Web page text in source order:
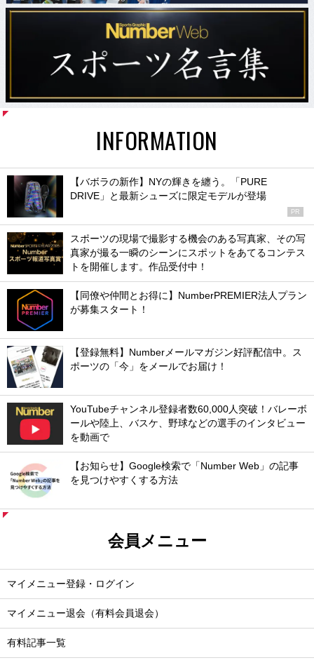
INFORMATION
【バボラの新作】NYの輝きを纏う。「PURE
DRIVE」と最新シューズに限定モデルが登場
PR
スポーツの現場で撮影する機会のある写真家、その写
真家が撮る一瞬のシーンにスポットをあてるコンテス
トを開催します。作品受付中！
【同僚や仲間とお得に】NumberPREMIER法人プラン
が募集スタート！
【登録無料】Numberメールマガジン好評配信中。ス
ポーツの「今」をメールでお届け！
YouTubeチャンネル登録者数60,000人突破！バレーボ
ールや陸上、バスケ、野球などの選手のインタビュー
を動画で
【お知らせ】Google検索で「Number Web」の記事
を見つけやすくする方法
会員メニュー
マイメニュー登録・ログイン
マイメニュー退会（有料会員退会）
有料記事一覧